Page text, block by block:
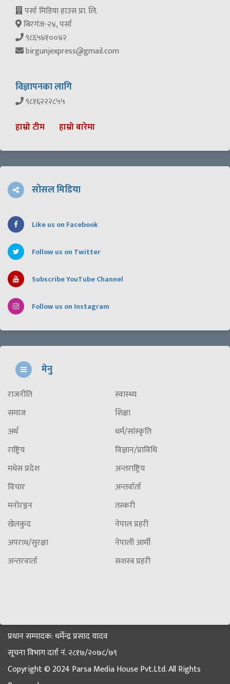
पर्सा मिडिया हाउस प्रा. लि.
बिरगंज-२४, पर्सा
९८६५४१००४२
birgunjexpress@gmail.com
विज्ञापनका लागि
९८१६२२२८५५
हाम्रो टीम हाम्रो बारेमा
सोसल मिडिया
Like us on Facebook
Follow us on Twitter
Subscribe YouTube Channel
Follow us on Instagram
मेनु
राजनीति
समाज
अर्थ
राष्ट्रिय
मधेस प्रदेश
विचार
मनोरञ्जन
खेलकुद
अपराध/सुरक्षा
अन्तरवार्ता
स्वास्थ्य
शिक्षा
धर्म/सांस्कृति
विज्ञान/प्राविधि
अन्तराष्ट्रिय
अन्तर्वार्ता
तस्करी
नेपाल प्रहरी
नेपाली आर्मी
सशस्त्र प्रहरी
प्रधान सम्पादक: धर्मेन्द्र प्रसाद यादव
सूचना विभाग दर्ता नं. २८१७/२०७८/७९
Copyright © 2024 Parsa Media House Pvt.Ltd. All Rights